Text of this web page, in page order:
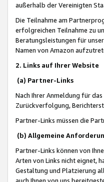
außerhalb der Vereinigten
Die Teilnahme am
erfolgreichen Teilnahme zu
Beratungsleistungen für
Namen von Amazon
2. Links auf Ihrer Website
(a) Partner-Links
Nach Ihrer Anmeldung für
Zurückverfolgung,
Partner-Links müssen die
(b) Allgemeine
Partner-Links können von
Arten von Links nicht eignet,
Gestaltung und Platzierung
auch Ihnen von uns